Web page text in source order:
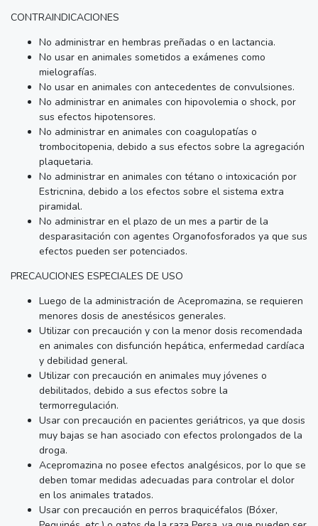
CONTRAINDICACIONES
No administrar en hembras preñadas o en lactancia.
No usar en animales sometidos a exámenes como
mielografías.
No usar en animales con antecedentes de convulsiones.
No administrar en animales con hipovolemia o shock, por
sus efectos hipotensores.
No administrar en animales con coagulopatías o
trombocitopenia, debido a sus efectos sobre la agregación
plaquetaria.
No administrar en animales con tétano o intoxicación por
Estricnina, debido a los efectos sobre el sistema extra
piramidal.
No administrar en el plazo de un mes a partir de la
desparasitación con agentes Organofosforados ya que sus
efectos pueden ser potenciados.
PRECAUCIONES ESPECIALES DE USO
Luego de la administración de Acepromazina, se requieren
menores dosis de anestésicos generales.
Utilizar con precaución y con la menor dosis recomendada
en animales con disfunción hepática, enfermedad cardíaca
y debilidad general.
Utilizar con precaución en animales muy jóvenes o
debilitados, debido a sus efectos sobre la
termorregulación.
Usar con precaución en pacientes geriátricos, ya que dosis
muy bajas se han asociado con efectos prolongados de la
droga.
Acepromazina no posee efectos analgésicos, por lo que se
deben tomar medidas adecuadas para controlar el dolor
en los animales tratados.
Usar con precaución en perros braquicéfalos (Bóxer,